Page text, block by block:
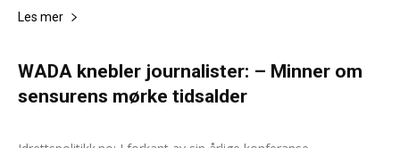
Les mer
WADA knebler journalister: – Minner om
sensurens mørke tidsalder
Andreas Selliaas - 14. mars 2025